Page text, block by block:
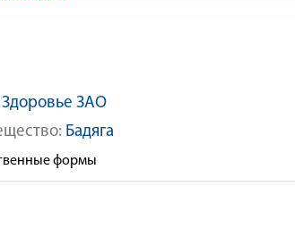
Здоровье ЗАО
Бадяга
формы